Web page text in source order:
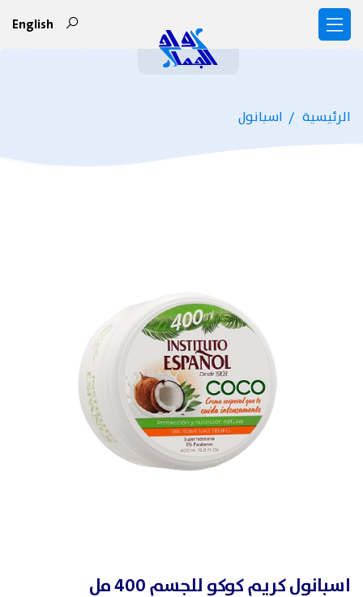
English
الرئيسية اسبانول
اسبانول كريم كوكو للجسم 400 مل